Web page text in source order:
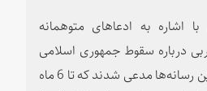
اشاره به ادعاهای متوهمانه
درباره سقوط جمهوری اسلامی
ایران تصریح کرد‌: بارها این رسانه‌ها مدعی شدند که تا 6 ماه